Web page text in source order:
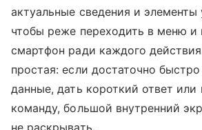
актуальные сведения и элементы
чтобы реже переходить в меню и
смартфон ради каждого
простая: если достаточно
данные, дать короткий ответ или
команду, большой внутренний
не раскрывать.